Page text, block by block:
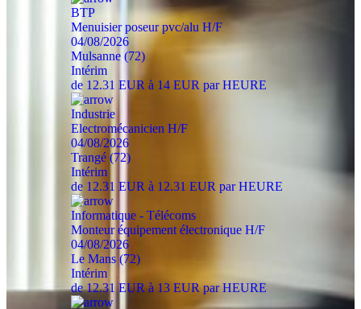
BTP
Menuisier poseur pvc/alu H/F
04/08/2026
Mulsanne (72)
Intérim
de 12.31 EUR à 14 EUR par HEURE
Industrie
Electromécanicien H/F
04/08/2026
Trangé (72)
Intérim
de 12.31 EUR à 12.31 EUR par HEURE
Informatique - Télécoms
Monteur équipement électronique H/F
04/08/2026
Le Mans (72)
Intérim
de 12.31 EUR à 13 EUR par HEURE